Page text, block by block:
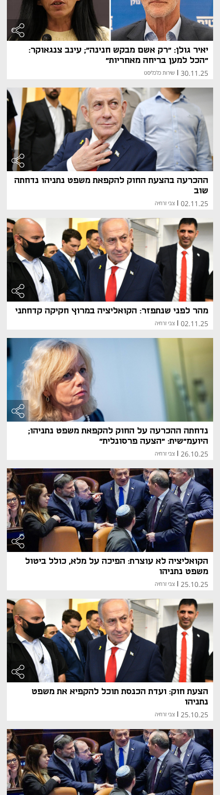
יאיר גולן: "רק אשם מבקש חנינה"; עינב צנגאוקר:
"הכל למען בריחה מאחריות"
30.11.25 שירות כלכליסט
ההכרעה בהצעת החוק להקפאת משפט נתניהו נדחתה
שוב
02.11.25 צבי זרחיה
מהר לפני שנתפזר: הקואליציה במרוץ חקיקה קדחתני
02.11.25 צבי זרחיה
נדחתה ההכרעה על החוק להקפאת משפט נתניהו;
היועמ"שית: "הצעה פרסונלית"
26.10.25 צבי זרחיה
הקואליציה לא עוצרת: הפיכה על מלא, כולל ביטול
משפט נתניהו
25.10.25 צבי זרחיה
הצעת חוק: ועדת הכנסת תוכל להקפיא את משפט
נתניהו
25.10.25 צבי זרחיה